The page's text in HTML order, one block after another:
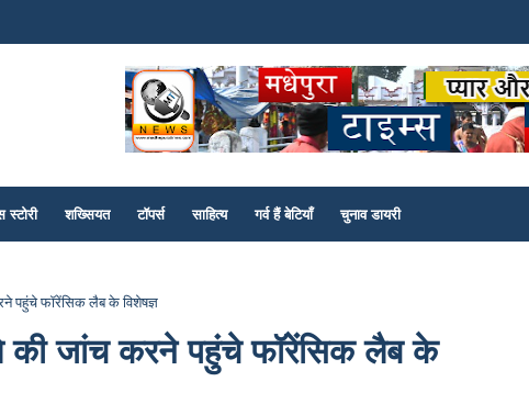
शख्सियत टॉपर्स साहित्य गर्व हैं बेटियाँ चुनाव डायरी
पहुंचे फॉरेंसिक लैब के विशेषज्ञ
की जांच करने पहुंचे फॉरेंसिक लैब के